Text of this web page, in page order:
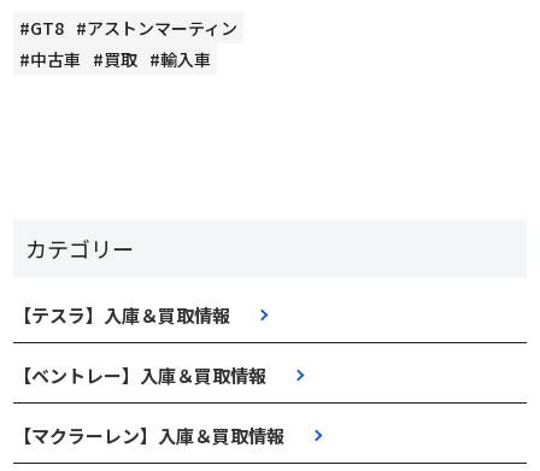
カテゴリー
【テスラ】入庫＆買取情報
【ベントレー】入庫＆買取情報
【マクラーレン】入庫＆買取情報
#GT8 #アストンマーティン
#中古車 #買取 #輸入車